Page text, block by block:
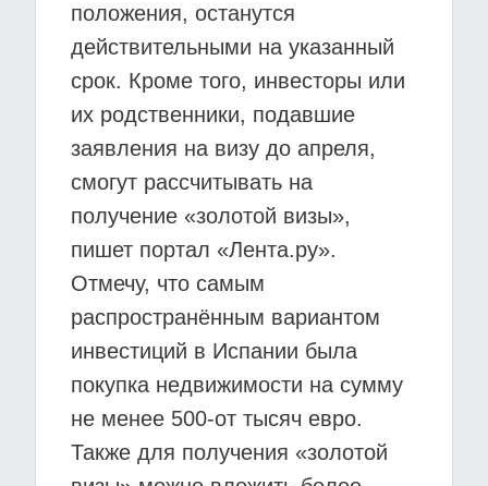
положения, останутся
действительными на указанный
срок. Кроме того, инвесторы или
их родственники, подавшие
заявления на визу до апреля,
смогут рассчитывать на
получение «золотой визы»,
пишет портал «Лента.ру».
Отмечу, что самым
распространённым вариантом
инвестиций в Испании была
покупка недвижимости на сумму
не менее 500-от тысяч евро.
Также для получения «золотой